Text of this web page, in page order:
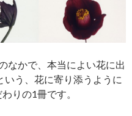
なかで、本当によい花に出
う、花に寄り添うように
りの1冊です。